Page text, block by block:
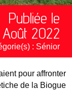
Publiée le
2022
: Sénior
pour affronter
de la Biogue